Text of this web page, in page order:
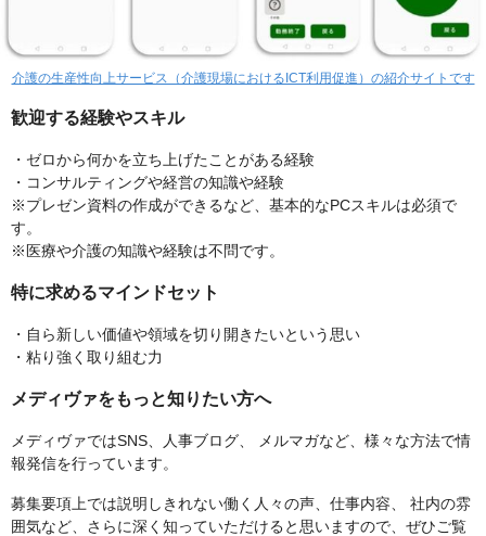
介護の生産性向上サービス（介護現場におけるICT利用促進）の紹介サイトです
歓迎する経験やスキル
・ゼロから何かを立ち上げたことがある経験
・コンサルティングや経営の知識や経験
※プレゼン資料の作成ができるなど、基本的なPCスキルは必須で
す。
※医療や介護の知識や経験は不問です。
特に求めるマインドセット
・自ら新しい価値や領域を切り開きたいという思い
・粘り強く取り組む力
メディヴァをもっと知りたい方へ
メディヴァではSNS、人事ブログ、 メルマガなど、様々な方法で情
報発信を行っています。
募集要項上では説明しきれない働く人々の声、仕事内容、 社内の雰
囲気など、さらに深く知っていただけると思いますので、ぜひご覧